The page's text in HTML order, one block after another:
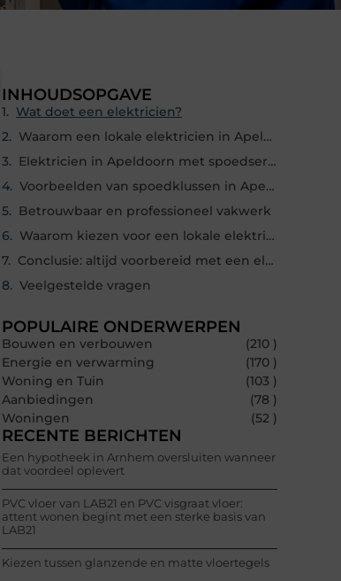
INHOUDSOPGAVE
Wat doet een elektricien?
Waarom een lokale elektricien in Apeldoorn?
Elektricien in Apeldoorn met spoedservice
Voorbeelden van spoedklussen in Apeldoorn
Betrouwbaar en professioneel vakwerk
Waarom kiezen voor een lokale elektricien met spoedservice in Apeldoorn?
Conclusie: altijd voorbereid met een elektricien in Apeldoorn
Veelgestelde vragen
POPULAIRE ONDERWERPEN
Bouwen en verbouwen
(210 )
Energie en verwarming
(170 )
Woning en Tuin
(103 )
Aanbiedingen
(78 )
Woningen
(52 )
RECENTE BERICHTEN
Een hypotheek in Arnhem oversluiten wanneer
dat voordeel oplevert
PVC vloer van LAB21 en PVC visgraat vloer:
attent wonen begint met een sterke basis van
LAB21
Kiezen tussen glanzende en matte vloertegels